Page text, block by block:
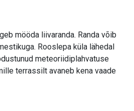
mööda liivaranda. Randa võib
Rooslepa küla lähedal
meteoriidiplahvatuse
terrassilt avaneb kena vaade